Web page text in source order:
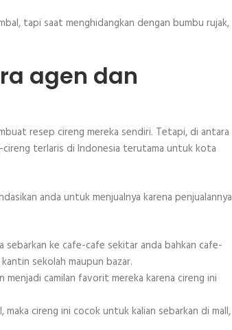
tapi saat menghidangkan dengan bumbu rujak,
agen dan
resep cireng mereka sendiri. Tetapi, di antara
cireng terlaris di Indonesia terutama untuk kota
anda untuk menjualnya karena penjualannya
ke cafe-cafe sekitar anda bahkan cafe-
sekolah maupun bazar.
menjadi camilan favorit mereka karena cireng ini
maka cireng ini cocok untuk kalian sebarkan di mall,